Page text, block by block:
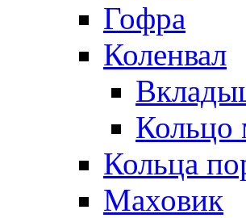
Гофра
Коленвал
Кольцо
Кольца
Маховик